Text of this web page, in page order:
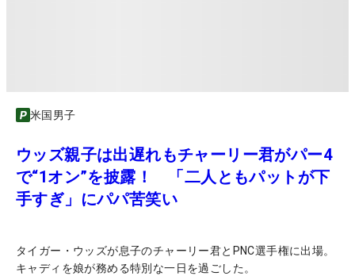
米国男子
ウッズ親子は出遅れもチャーリー君がパー4
で“1オン”を披露！ 「二人ともパットが下
手すぎ」にパパ苦笑い
タイガー・ウッズが息子のチャーリー君とPNC選手権に出場。
キャディを娘が務める特別な一日を過ごした。